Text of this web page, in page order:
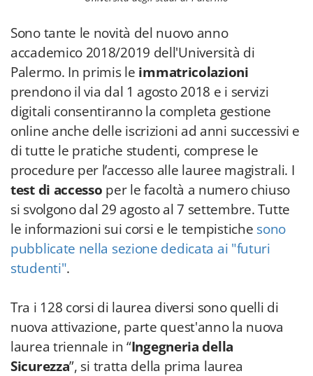
Sono tante le novità del nuovo anno
accademico 2018/2019 dell'Università di
Palermo. In primis le immatricolazioni
prendono il via dal 1 agosto 2018 e i servizi
digitali consentiranno la completa gestione
online anche delle iscrizioni ad anni successivi e
di tutte le pratiche studenti, comprese le
procedure per l’accesso alle lauree magistrali. I
test di accesso per le facoltà a numero chiuso
si svolgono dal 29 agosto al 7 settembre. Tutte
le informazioni sui corsi e le tempistiche sono
pubblicate nella sezione dedicata ai "futuri
studenti".
Tra i 128 corsi di laurea diversi sono quelli di
nuova attivazione, parte quest'anno la nuova
laurea triennale in “Ingegneria della
Sicurezza”, si tratta della prima laurea